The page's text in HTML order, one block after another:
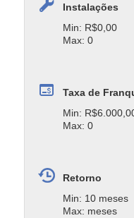
Instalações
Min: R$0,00
Max: 0
Taxa de
Min:
Max: 0
Retorno
Min: 10 meses
Max: meses